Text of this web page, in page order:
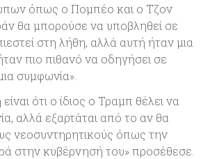
όπως ο Πομπέο και ο Τζον
θα μπορούσε να υποβληθεί σε
στη λήθη, αλλά αυτή ήταν μια
πιο πιθανό να οδηγήσει σε
συμφωνία».
ότι ο ίδιος ο Τραμπ θέλει να
αλλά εξαρτάται από το αν θα
νεοσυντηρητικούς όπως την
στην κυβέρνησή του» προσέθεσε.